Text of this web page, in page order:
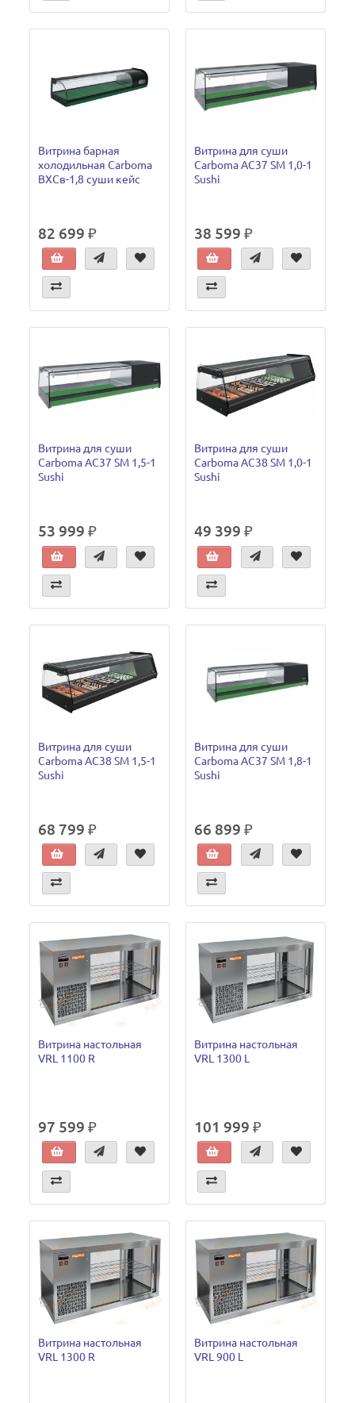
Витрина барная
холодильная Carboma
ВХСв-1,8 суши кейс
82 699 ₽
Витрина для суши
Carboma AC37 SM 1,0-1
Sushi
38 599 ₽
Витрина для суши
Carboma AC37 SM 1,5-1
Sushi
53 999 ₽
Витрина для суши
Carboma AC38 SM 1,0-1
Sushi
49 399 ₽
Витрина для суши
Carboma AC38 SM 1,5-1
Sushi
68 799 ₽
Витрина для суши
Carboma АC37 SM 1,8-1
Sushi
66 899 ₽
Витрина настольная
VRL 1100 R
97 599 ₽
Витрина настольная
VRL 1300 L
101 999 ₽
Витрина настольная
VRL 1300 R
Витрина настольная
VRL 900 L